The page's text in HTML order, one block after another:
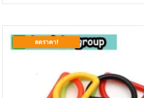
ลดราคา!